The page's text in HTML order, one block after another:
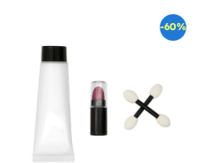
-60%